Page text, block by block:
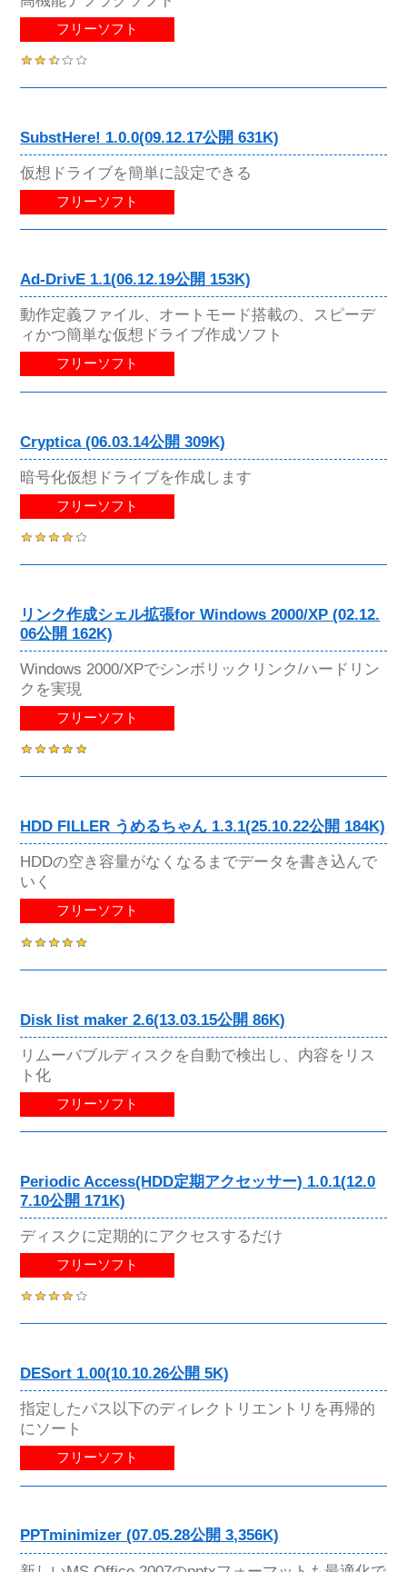
フリーソフト
SubstHere! 1.0.0(09.12.17公開 631K)
仮想ドライブを簡単に設定できる
フリーソフト
Ad-DrivE 1.1(06.12.19公開 153K)
動作定義ファイル、オートモード搭載の、スピーデ
ィかつ簡単な仮想ドライブ作成ソフト
フリーソフト
Cryptica (06.03.14公開 309K)
暗号化仮想ドライブを作成します
フリーソフト
リンク作成シェル拡張for Windows 2000/XP (02.12.
06公開 162K)
Windows 2000/XPでシンボリックリンク/ハードリン
クを実現
フリーソフト
HDD FILLER うめるちゃん 1.3.1(25.10.22公開 184K)
HDDの空き容量がなくなるまでデータを書き込んで
いく
フリーソフト
Disk list maker 2.6(13.03.15公開 86K)
リムーバブルディスクを自動で検出し、内容をリス
ト化
フリーソフト
Periodic Access(HDD定期アクセッサー) 1.0.1(12.0
7.10公開 171K)
ディスクに定期的にアクセスするだけ
フリーソフト
DESort 1.00(10.10.26公開 5K)
指定したパス以下のディレクトリエントリを再帰的
にソート
フリーソフト
PPTminimizer (07.05.28公開 3,356K)